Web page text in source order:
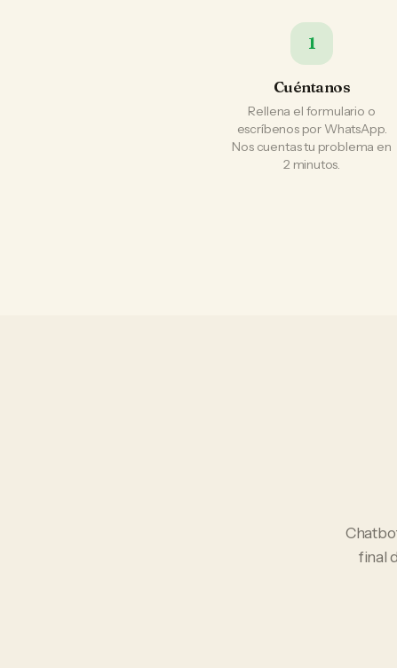
1
Cuéntanos
Rellena el formulario o
escríbenos por WhatsApp.
Nos cuentas tu problema en
2 minutos.
final